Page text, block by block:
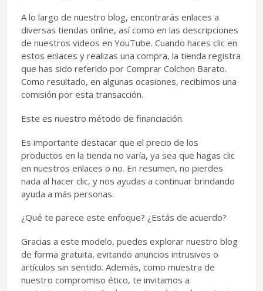
A lo largo de nuestro blog, encontrarás enlaces a
diversas tiendas online, así como en las descripciones
de nuestros videos en YouTube. Cuando haces clic en
estos enlaces y realizas una compra, la tienda registra
que has sido referido por Comprar Colchon Barato.
Como resultado, en algunas ocasiones, recibimos una
comisión por esta transacción.
Este es nuestro método de financiación.
Es importante destacar que el precio de los
productos en la tienda no varía, ya sea que hagas clic
en nuestros enlaces o no. En resumen, no pierdes
nada al hacer clic, y nos ayudas a continuar brindando
ayuda a más personas.
¿Qué te parece este enfoque? ¿Estás de acuerdo?
Gracias a este modelo, puedes explorar nuestro blog
de forma gratuita, evitando anuncios intrusivos o
artículos sin sentido. Además, como muestra de
nuestro compromiso ético, te invitamos a